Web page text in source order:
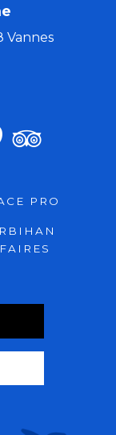
Vannes
PRO